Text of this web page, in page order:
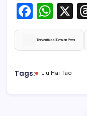
F
a
c
b
W
h
at
A
X
Terverifikasi Dewan Pers
Tags: Liu Hai Tao